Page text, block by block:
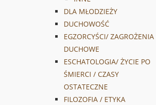
DLA MŁODZIEŻY
DUCHOWOŚĆ
EGZORCYŚCI/ ZAGROŻENIA
DUCHOWE
ESCHATOLOGIA/ ŻYCIE PO
ŚMIERCI / CZASY
OSTATECZNE
FILOZOFIA / ETYKA